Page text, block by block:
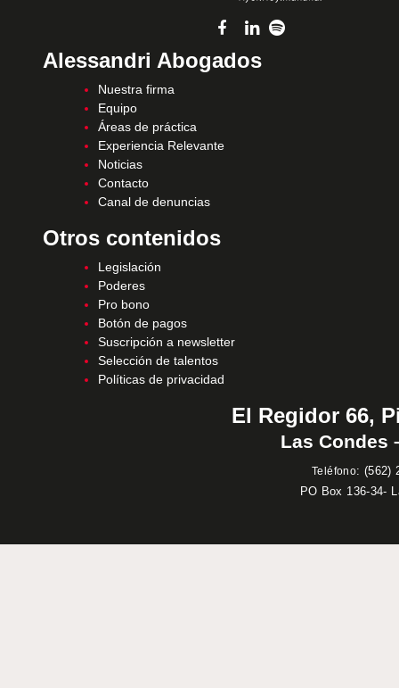
Alessandri Abogados
Nuestra firma
Equipo
Áreas de práctica
Experiencia Relevante
Noticias
Contacto
Canal de denuncias
Otros contenidos
Legislación
Poderes
Pro bono
Botón de pagos
Suscripción a newsletter
Selección de talentos
Políticas de privacidad
El Regidor 66,
Las Condes
Teléfono: (562)
PO Box 136-34-